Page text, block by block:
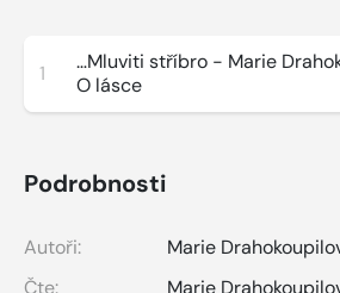
1
…Mluviti stříbro - Marie
O lásce
Podrobnosti
Autoři: Marie
Čte:
Marie